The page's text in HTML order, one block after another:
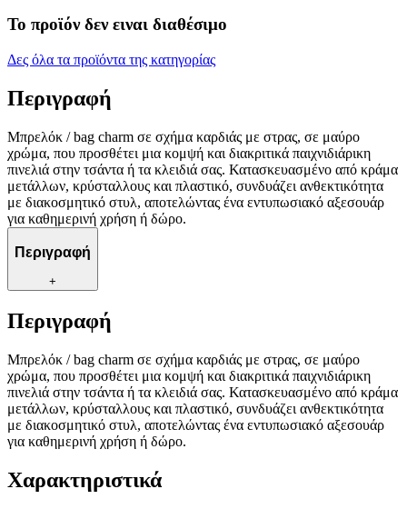
Το προϊόν δεν ειναι διαθέσιμο
Δες όλα τα προϊόντα της κατηγορίας
Περιγραφή
Μπρελόκ / bag charm σε σχήμα καρδιάς με στρας, σε μαύρο
χρώμα, που προσθέτει μια κομψή και διακριτικά παιχνιδιάρικη
πινελιά στην τσάντα ή τα κλειδιά σας. Κατασκευασμένο από κράμα
μετάλλων, κρύσταλλους και πλαστικό, συνδυάζει ανθεκτικότητα
με διακοσμητικό στυλ, αποτελώντας ένα εντυπωσιακό αξεσουάρ
για καθημερινή χρήση ή δώρο.
Περιγραφή
+
Περιγραφή
Μπρελόκ / bag charm σε σχήμα καρδιάς με στρας, σε μαύρο
χρώμα, που προσθέτει μια κομψή και διακριτικά παιχνιδιάρικη
πινελιά στην τσάντα ή τα κλειδιά σας. Κατασκευασμένο από κράμα
μετάλλων, κρύσταλλους και πλαστικό, συνδυάζει ανθεκτικότητα
με διακοσμητικό στυλ, αποτελώντας ένα εντυπωσιακό αξεσουάρ
για καθημερινή χρήση ή δώρο.
Χαρακτηριστικά